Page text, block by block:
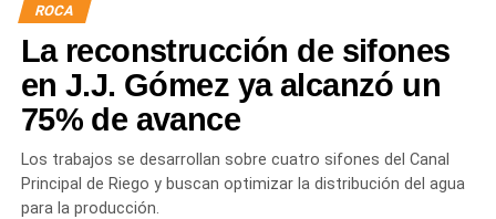
una máxima de 11°C. La mínima será de -1°C durante
la noche. El viento continuará del noreste, aunque con
menor intensidad, alrededor de los 20 km/h y ráfagas de
hasta 31 km/h.
mínima de 2°C
. El cielo estará mayormente despejado
durante el día y cubierto durante la noche, con viento del
ROCA
La reconstrucción de sifones
en J.J. Gómez ya alcanzó un
75% de avance
Los trabajos se desarrollan sobre cuatro sifones del Canal
Principal de Riego y buscan optimizar la distribución del agua
para la producción.